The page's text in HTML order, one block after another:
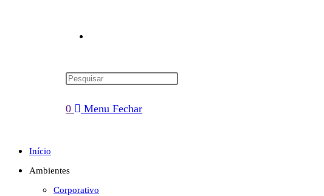
pesquisa
0 Menu Fechar
Início
Ambientes
Corporativo